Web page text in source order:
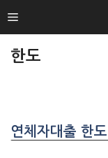
TO
Menu
한도
연체자대출 한